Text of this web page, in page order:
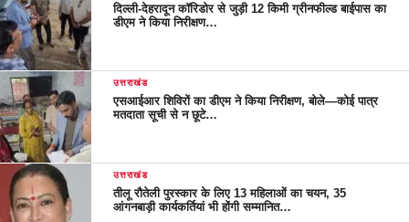
दिल्ली-देहरादून कॉरिडोर से जुड़ी 12 किमी ग्रीनफील्ड बाईपास का
डीएम ने किया निरीक्षण…
उत्तराखंड
एसआईआर शिविरों का डीएम ने किया निरीक्षण, बोले—कोई पात्र
मतदाता सूची से न छूटे…
उत्तराखंड
तीलू रौतेली पुरस्कार के लिए 13 महिलाओं का चयन, 35
आंगनबाड़ी कार्यकर्तियां भी होंगी सम्मानित…